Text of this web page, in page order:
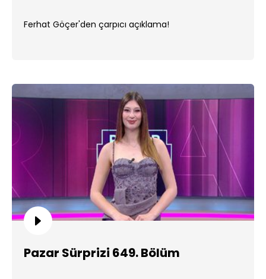
Ferhat Göçer'den çarpıcı açıklama!
Pazar Sürprizi 649. Bölüm